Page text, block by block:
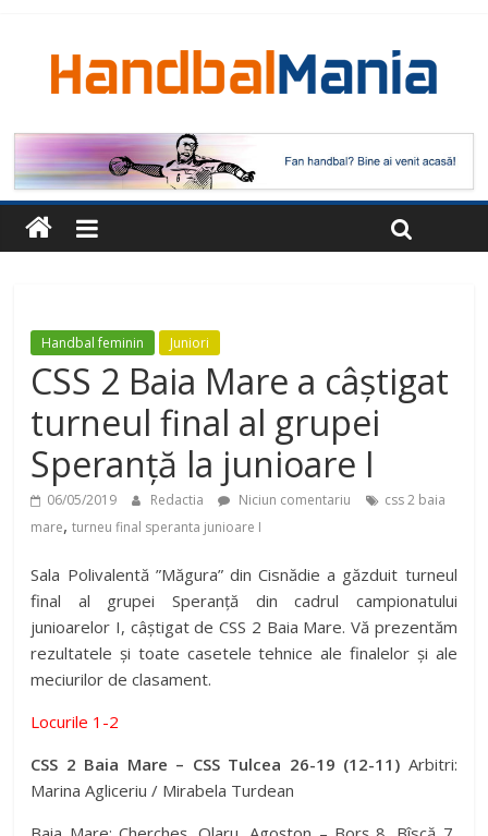
Handbal feminin Juniori
CSS 2 Baia Mare a câștigat
turneul final al grupei
Speranță la junioare I
06/05/2019 Redactia Niciun comentariu
css 2 baia
mare,turneu final speranta junioare I
Sala Polivalentă ”Măgura” din Cisnădie a găzduit turneul
final al grupei Speranță din cadrul campionatului
junioarelor I, câștigat de CSS 2 Baia Mare. Vă prezentăm
rezultatele și toate casetele tehnice ale finalelor și ale
meciurilor de clasament.
Locurile 1-2
CSS 2 Baia Mare – CSS Tulcea 26-19 (12-11) Arbitri:
Marina Agliceriu / Mirabela Turdean